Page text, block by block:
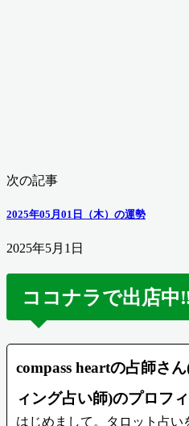
次の記事
2025年05月01日（木）の運勢
2025年5月1日
ココナラで出店中
compass heartの占師さ
ィング占い師)のプロフ
はじめまして。タロット占